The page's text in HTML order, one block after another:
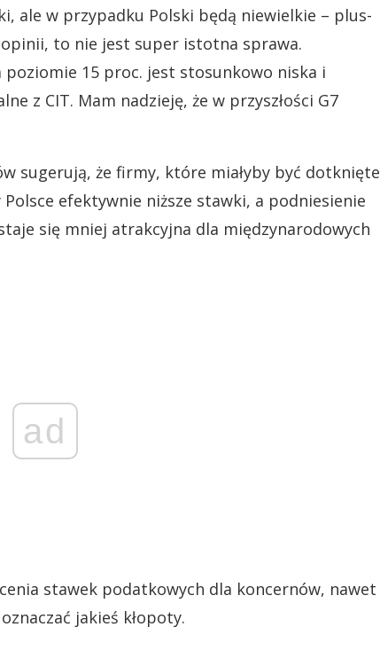
ale w przypadku Polski będą niewielkie – plus-
to nie jest super istotna sprawa.
15 proc. jest stosunkowo niska i
z CIT. Mam nadzieję, że w przyszłości G7
sugerują, że firmy, które miałyby być dotknięte
efektywnie niższe stawki, a podniesienie
się mniej atrakcyjna dla międzynarodowych
ad
stawek podatkowych dla koncernów, nawet
jakieś kłopoty.